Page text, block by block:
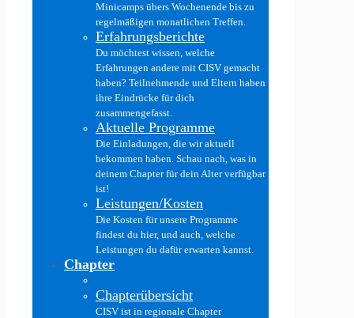
Minicamps übers Wochenende bis zu
regelmäßigen monatlichen Treffen.
Erfahrungsberichte
Du möchtest wissen, welche
Erfahrungen andere mit CISV gemacht
haben? Teilnehmende und Eltern haben
ihre Eindrücke für dich
zusammengefasst.
Aktuelle Programme
Die Einladungen, die wir aktuell
bekommen haben. Schau nach, was in
deinem Chapter für dein Alter verfügbar
ist!
Leistungen/Kosten
Die Kosten für unsere Programme
findest du hier, und auch, welche
Leistungen du dafür erwarten kannst.
Chapter
Chapterübersicht
CISV ist in regionale Chapter